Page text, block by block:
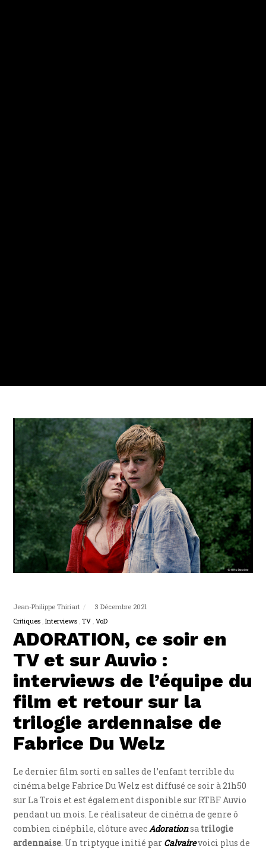
Jean-Philippe Thiriart
3 Décembre 2021
Critiques Interviews TV VoD
ADORATION, ce soir en
TV et sur Auvio :
interviews de l’équipe du
film et retour sur la
trilogie ardennaise de
Fabrice Du Welz
Le dernier film sorti en salles de l’enfant terrible du
cinéma belge Fabrice Du Welz est diffusé ce soir à 21h50
sur La Trois et est également disponible sur RTBF Auvio
pendant un mois. Le réalisateur de cinéma de genre ô
combien cinéphile, clôture avecAdorationsa trilogie
ardennaise. Un triptyque initié par Calvairevoici plus de